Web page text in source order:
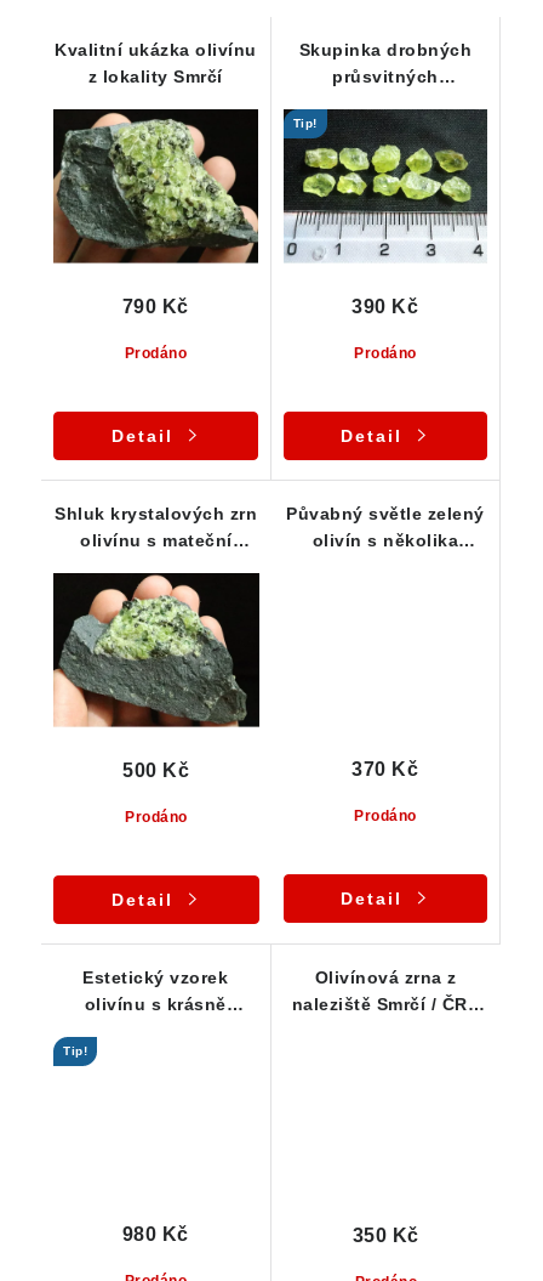
Kvalitní ukázka olivínu
z lokality Smrčí
Prodáno
790 Kč
Detail
Skupinka drobných
průsvitných
olivínu
Tip!
Prodáno
390 Kč
Detail
Shluk krystalových zrn
olivínu s mateční
Prodáno
500 Kč
Detail
Půvabný světle zelený
olivín s několika
Prodáno
370 Kč
Detail
Estetický vzorek
olivínu s krásně
Tip!
980 Kč
Olivínová zrna z
naleziště Smrčí / ČR -
350 Kč